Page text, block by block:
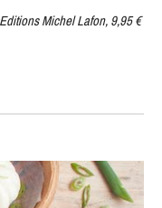
Michel Lafon, 9,95 €